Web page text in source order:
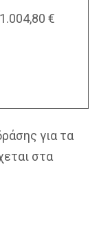
1.004,80 €
για τα
στα